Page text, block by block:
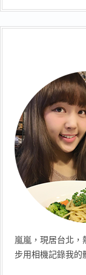
嵐嵐，現居台北
步用相機記錄我的